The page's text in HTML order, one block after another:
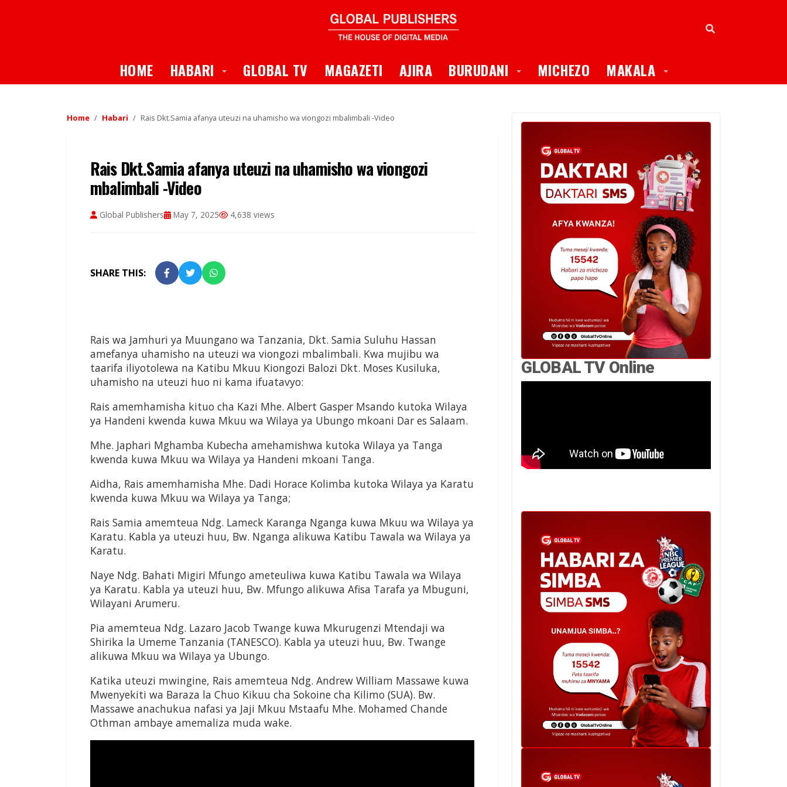
HOME HABARI Toggle Dropdown
GLOBAL TV MAGAZETI AJIRA BURUDANI Toggle Dropdown
MICHEZO MAKALA Toggle Dropdown
Home Habari Rais Dkt.Samia afanya uteuzi na uhamisho wa viongozi mbalimbali -Video
Rais Dkt.Samia afanya uteuzi na uhamisho wa viongozi
mbalimbali -Video
Global Publishers May 7, 2025 4,638 views
SHARE THIS:
Rais wa Jamhuri ya Muungano wa Tanzania, Dkt. Samia Suluhu Hassan
amefanya uhamisho na uteuzi wa viongozi mbalimbali. Kwa mujibu wa
taarifa iliyotolewa na Katibu Mkuu Kiongozi Balozi Dkt. Moses Kusiluka,
uhamisho na uteuzi huo ni kama ifuatavyo:
Rais amemhamisha kituo cha Kazi Mhe. Albert Gasper Msando kutoka Wilaya
ya Handeni kwenda kuwa Mkuu wa Wilaya ya Ubungo mkoani Dar es Salaam.
Mhe. Japhari Mghamba Kubecha amehamishwa kutoka Wilaya ya Tanga
kwenda kuwa Mkuu wa Wilaya ya Handeni mkoani Tanga.
Aidha, Rais amemhamisha Mhe. Dadi Horace Kolimba kutoka Wilaya ya Karatu
kwenda kuwa Mkuu wa Wilaya ya Tanga;
Rais Samia amemteua Ndg. Lameck Karanga Nganga kuwa Mkuu wa Wilaya ya
Karatu. Kabla ya uteuzi huu, Bw. Nganga alikuwa Katibu Tawala wa Wilaya ya
Karatu.
Naye Ndg. Bahati Migiri Mfungo ameteuliwa kuwa Katibu Tawala wa Wilaya
ya Karatu. Kabla ya uteuzi huu, Bw. Mfungo alikuwa Afisa Tarafa ya Mbuguni,
Wilayani Arumeru.
Pia amemteua Ndg. Lazaro Jacob Twange kuwa Mkurugenzi Mtendaji wa
Shirika la Umeme Tanzania (TANESCO). Kabla ya uteuzi huu, Bw. Twange
alikuwa Mkuu wa Wilaya ya Ubungo.
Katika uteuzi mwingine, Rais amemteua Ndg. Andrew William Massawe kuwa
Mwenyekiti wa Baraza la Chuo Kikuu cha Sokoine cha Kilimo (SUA). Bw.
Massawe anachukua nafasi ya Jaji Mkuu Mstaafu Mhe. Mohamed Chande
Othman ambaye amemaliza muda wake.
GLOBAL TV Online